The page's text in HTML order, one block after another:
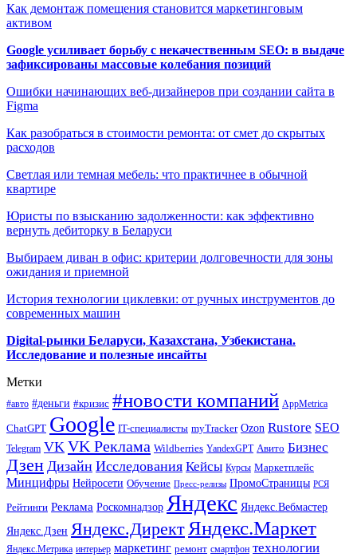
Как демонтаж помещения становится маркетинговым
активом
Google усиливает борьбу с некачественным SEO: в выдаче
зафиксированы массовые колебания позиций
Ошибки начинающих веб-дизайнеров при создании сайта в
Figma
Как разобраться в стоимости ремонта: от смет до скрытых
расходов
Светлая или темная мебель: что практичнее в обычной
квартире
Юристы по взысканию задолженности: как эффективно
вернуть дебиторку в Беларуси
Выбираем диван в офис: критерии долговечности для зоны
ожидания и приемной
История технологии циклевки: от ручных инструментов до
современных машин
Digital-рынки Беларуси, Казахстана, Узбекистана.
Исследование и полезные инсайты
Метки
#авто #деньги #кризис #новости компаний AppMetrica
ChatGPT Google IT-специалисты myTracker Ozon Rustore SEO
Telegram VK VK Реклама Wildberries YandexGPT Авито Бизнес
Дзен Дизайн Исследования Кейсы Курсы Маркетплейс
Минцифры Нейросети Обучение Пресс-релизы ПромоСтраницы РСЯ
Рейтинги Реклама Роскомнадзор Яндекс Яндекс.Вебмастер
Яндекс.Дзен Яндекс.ДиректЯндекс.Маркет
Яндекс.Метрика интерьер маркетинг ремонт смартфон технологии